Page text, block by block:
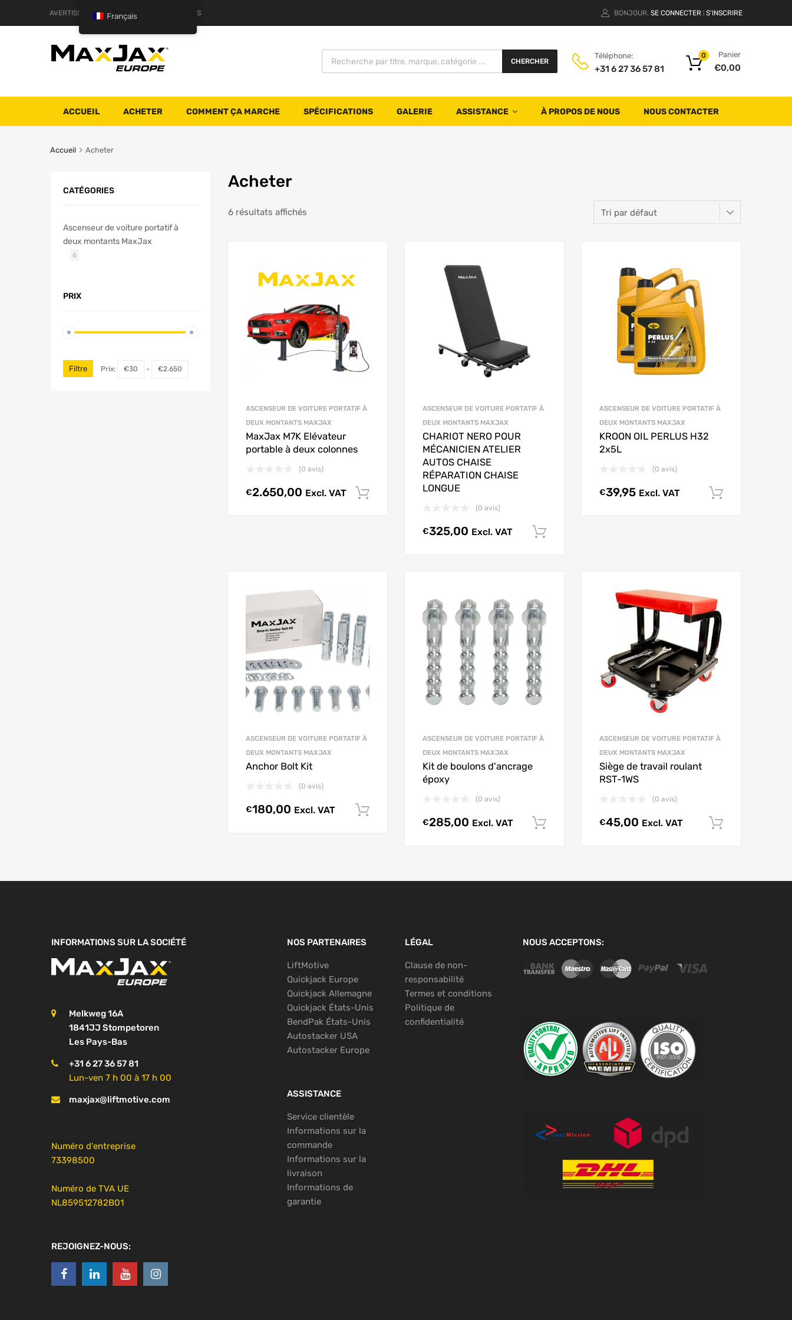
AVERTISSEMENT TERMES ET CONDITIONS BONJOUR. SE CONNECTER S'INSCRIRE
CHERCHER
Téléphone:
+31 6 27 36 57 81
Panier
€0,00
0
ACCUEIL ACHETER COMMENT ÇA MARCHE SPÉCIFICATIONS GALERIE ASSISTANCE À PROPOS DE NOUS NOUS CONTACTER
Accueil Acheter
Acheter
6 résultats affichés
ASCENSEUR DE VOITURE PORTATIF À
DEUX MONTANTS MAXJAX
MaxJax M7K Elévateur
portable à deux colonnes
(0 avis)
€2.650,00 Excl. VAT Sélectionnez les options
ASCENSEUR DE VOITURE PORTATIF À
DEUX MONTANTS MAXJAX
CHARIOT NERO POUR
MÉCANICIEN ATELIER
AUTOS CHAISE
RÉPARATION CHAISE
LONGUE
(0 avis)
€325,00 Excl. VAT
ASCENSEUR DE VOITURE PORTATIF À
DEUX MONTANTS MAXJAX
KROON OIL PERLUS H32
2x5L
(0 avis)
€39,95 Excl. VAT
ASCENSEUR DE VOITURE PORTATIF À
DEUX MONTANTS MAXJAX
Anchor Bolt Kit
(0 avis)
€180,00 Excl. VAT
ASCENSEUR DE VOITURE PORTATIF À
DEUX MONTANTS MAXJAX
Kit de boulons d'ancrage
époxy
(0 avis)
€285,00 Excl. VAT Ajouter au chariot
ASCENSEUR DE VOITURE PORTATIF À
DEUX MONTANTS MAXJAX
Siège de travail roulant
RST-1WS
(0 avis)
€45,00 Excl. VAT
CATÉGORIES
Ascenseur de voiture portatif à
deux montants MaxJax
6
PRIX
Filtre Prix: €30 - €2.650
INFORMATIONS SUR LA SOCIÉTÉ
Melkweg 16A
1841JJ Stompetoren
Les Pays-Bas
+31 6 27 36 57 81
Lun-ven 7 h 00 à 17 h 00
maxjax@liftmotive.com
Numéro d'entreprise
73398500
Numéro de TVA UE
NL859512782B01
REJOIGNEZ-NOUS:
NOS PARTENAIRES
LiftMotive
Quickjack Europe
Quickjack Allemagne
Quickjack États-Unis
BendPak États-Unis
Autostacker USA
Autostacker Europe
ASSISTANCE
Service clientèle
Informations sur la
commande
Informations sur la
livraison
Informations de
garantie
LÉGAL
Clause de non-
responsabilité
Termes et conditions
Politique de
confidentialité
NOUS ACCEPTONS:
Français